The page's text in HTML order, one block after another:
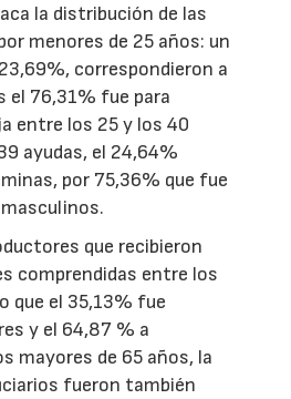
la distribución de las
menores de 25 años: un
correspondieron a
el 76,31% fue para
entre los 25 y los 40
ayudas, el 24,64%
por 75,36% que fue
que recibieron
comprendidas entre los
que el 35,13% fue
y el 64,87 % a
mayores de 65 años, la
fueron también